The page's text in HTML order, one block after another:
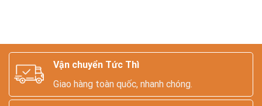
Vận chuyển Tức Thì
Giao hàng toàn quốc, nhanh chóng.